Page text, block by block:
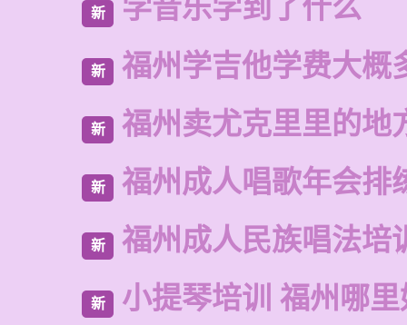
新 学音乐学到了什么
新 福州学吉他学费大概
新 福州卖尤克里里的地
新 福州成人唱歌年会排
新 福州成人民族唱法培
新 小提琴培训 福州哪